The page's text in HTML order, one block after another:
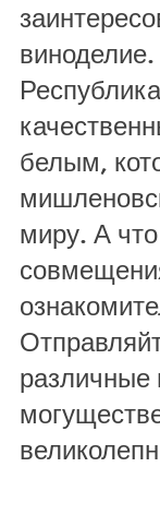
белым,
миру. А
различные